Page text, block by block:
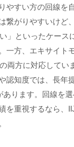
やすい方の回線を
繋がりやすいけど
」といったケース
一方、エキサイト
両方に対応してい
認知度では、長年
あります。回線を
を重視するなら、